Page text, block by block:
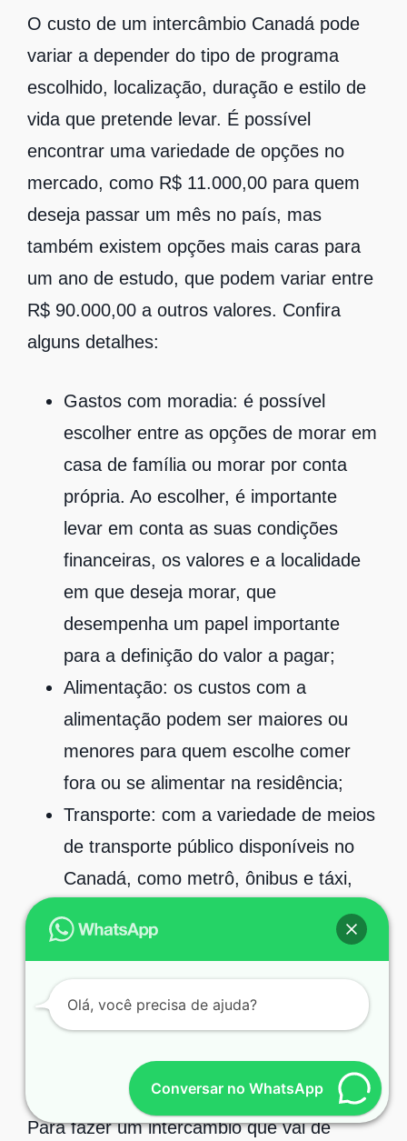
O custo de um intercâmbio Canadá pode
variar a depender do tipo de programa
escolhido, localização, duração e estilo de
vida que pretende levar. É possível
encontrar uma variedade de opções no
mercado, como R$ 11.000,00 para quem
deseja passar um mês no país, mas
também existem opções mais caras para
um ano de estudo, que podem variar entre
R$ 90.000,00 a outros valores. Confira
alguns detalhes:
Gastos com moradia: é possível
escolher entre as opções de morar em
casa de família ou morar por conta
própria. Ao escolher, é importante
levar em conta as suas condições
financeiras, os valores e a localidade
em que deseja morar, que
desempenha um papel importante
para a definição do valor a pagar;
Alimentação: os custos com a
alimentação podem ser maiores ou
menores para quem escolhe comer
fora ou se alimentar na residência;
Transporte: com a variedade de meios
de transporte público disponíveis no
Canadá, como metrô, ônibus e táxi,
por exemplo, é importante considerar
os valores que serão gastos durante
motivo, muitos optam por morar perto
da instituição de ensino que estudam
ou pretendem estudar.
Para fazer um intercâmbio que vai de
Conversar no WhatsApp
Olá, você precisa de ajuda?